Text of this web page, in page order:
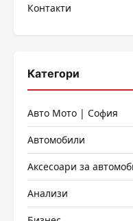
Контакти
Категори
Авто Мото | София
Автомобили
Аксесоари за
Анализи